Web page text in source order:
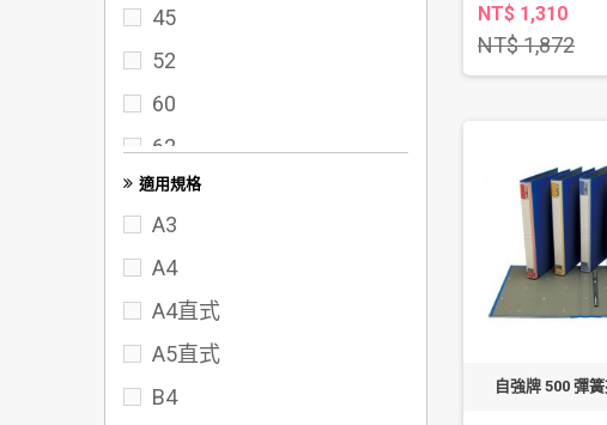
45
52
60
62
65
70
72
75
80
95
適用規格
A3
A4
A4直式
A5直式
B4
NT$ 1,310
NT$ 1,872
自強牌 500 彈